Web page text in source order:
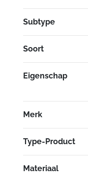
Subtype
Soort
Eigenschap
Merk
Type-Product
Materiaal